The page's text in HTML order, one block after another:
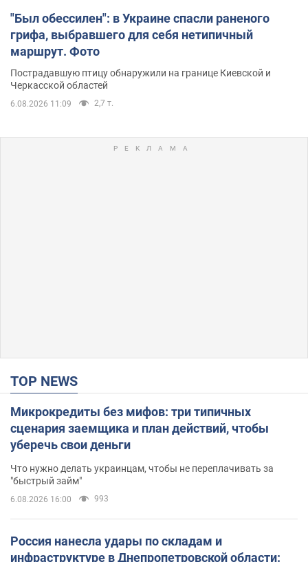
"Был обессилен": в Украине спасли раненого
грифа, выбравшего для себя нетипичный
маршрут. Фото
Пострадавшую птицу обнаружили на границе Киевской и
Черкасской областей
6.08.2026 11:09 2,7 т.
TOP NEWS
Микрокредиты без мифов: три типичных
сценария заемщика и план действий, чтобы
уберечь свои деньги
Что нужно делать украинцам, чтобы не переплачивать за
"быстрый займ"
6.08.2026 16:00 993
Россия нанесла удары по складам и
инфраструктуре в Днепропетровской области: